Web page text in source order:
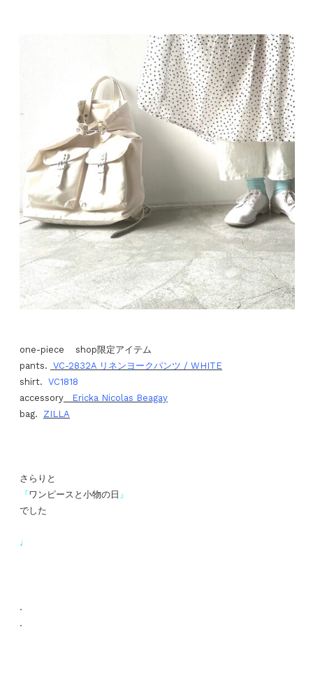
one-piece shop限定アイテム
pants. VC-2832A リネンヨークパンツ / WHITE
shirt. VC1818
accessory
Ericka Nicolas Beagay
bag. ZILLA
さらりと
『ワンピースと小物の日 』
でした
♩
.
.